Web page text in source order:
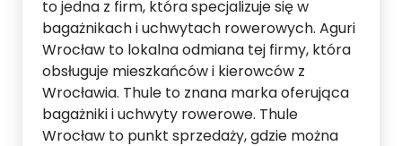
to jedna z firm, która specjalizuje się w
bagażnikach i uchwytach rowerowych. Aguri
Wrocław to lokalna odmiana tej firmy, która
obsługuje mieszkańców i kierowców z
Wrocławia. Thule to znana marka oferująca
bagażniki i uchwyty rowerowe. Thule
Wrocław to punkt sprzedaży, gdzie można